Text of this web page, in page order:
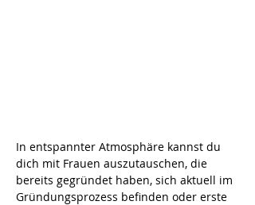
In entspannter Atmosphäre kannst du
dich mit Frauen auszutauschen, die
bereits gegründet haben, sich aktuell im
Gründungsprozess befinden oder erste